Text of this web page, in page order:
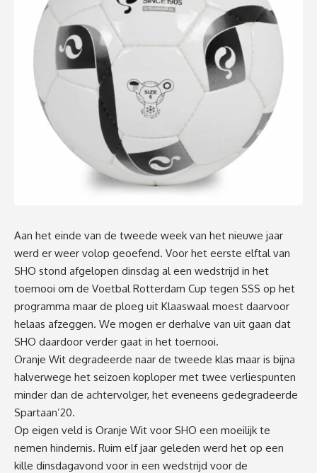
Aan het einde van de tweede week van het nieuwe jaar
werd er weer volop geoefend. Voor het eerste elftal van
SHO stond afgelopen dinsdag al een wedstrijd in het
toernooi om de Voetbal Rotterdam Cup tegen SSS op het
programma maar de ploeg uit Klaaswaal moest daarvoor
helaas afzeggen. We mogen er derhalve van uit gaan dat
SHO daardoor verder gaat in het toernooi.
Oranje Wit degradeerde naar de tweede klas maar is bijna
halverwege het seizoen koploper met twee verliespunten
minder dan de achtervolger, het eveneens gedegradeerde
Spartaan’20.
Op eigen veld is Oranje Wit voor SHO een moeilijk te
nemen hindernis. Ruim elf jaar geleden werd het op een
kille dinsdagavond voor in een wedstrijd voor de